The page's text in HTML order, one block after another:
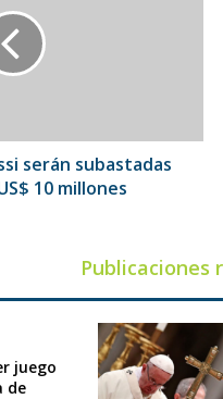
serán subastadas
10 millones
Publicaciones
juego
de